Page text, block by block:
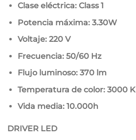
Clase eléctrica: Class 1
Potencia máxima: 3.30W
Voltaje: 220 V
Frecuencia: 50/60 Hz
Flujo luminoso: 370 lm
Temperatura de color: 3000 K
Vida media: 10.000h
DRIVER LED